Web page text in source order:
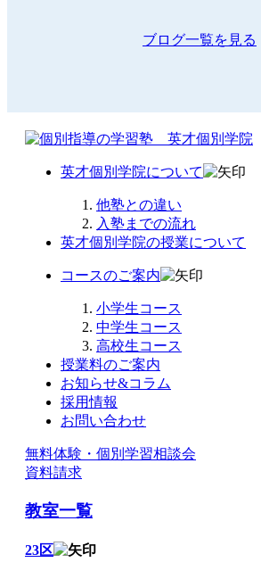
ブログ一覧を見る
英才個別学院について
他塾との違い
入塾までの流れ
英才個別学院の授業について
コースのご案内
小学生コース
中学生コース
高校生コース
授業料のご案内
お知らせ&コラム
採用情報
お問い合わせ
無料体験・個別学習相談会
資料請求
教室一覧
23区